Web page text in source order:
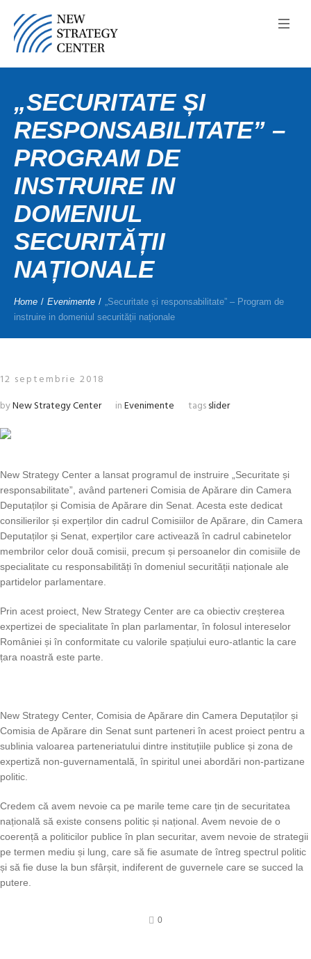
„SECURITATE ȘI
RESPONSABILITATE” –
PROGRAM DE
INSTRUIRE IN
DOMENIUL
SECURITĂȚII
NAȚIONALE
Home / Evenimente /
„Securitate și responsabilitate” – Program de
instruire in domeniul securității naționale
12 septembrie 2018
byNew Strategy Center inEvenimente tagsslider
New Strategy Center a lansat programul de instruire „Securitate și
responsabilitate”, având parteneri Comisia de Apărare din Camera
Deputaților și Comisia de Apărare din Senat. Acesta este dedicat
consilierilor și experților din cadrul Comisiilor de Apărare, din Camera
Deputaților și Senat, experților care activează în cadrul cabinetelor
membrilor celor două comisii, precum și persoanelor din comisiile de
specialitate cu responsabilități în domeniul securității naționale ale
partidelor parlamentare.
Prin acest proiect, New Strategy Center are ca obiectiv creșterea
expertizei de specialitate în plan parlamentar, în folosul intereselor
României și în conformitate cu valorile spațiului euro-atlantic la care
țara noastră este parte.
New Strategy Center, Comisia de Apărare din Camera Deputaților și
Comisia de Apărare din Senat sunt parteneri în acest proiect pentru a
sublinia valoarea parteneriatului dintre instituțiile publice și zona de
expertiză non-guvernamentală, în spiritul unei abordări non-partizane
politic.
Credem că avem nevoie ca pe marile teme care țin de securitatea
națională să existe consens politic și național. Avem nevoie de o
coerență a politicilor publice în plan securitar, avem nevoie de strategii
pe termen mediu și lung, care să fie asumate de întreg spectrul politic
și să fie duse la bun sfârșit, indiferent de guvernele care se succed la
putere.
0